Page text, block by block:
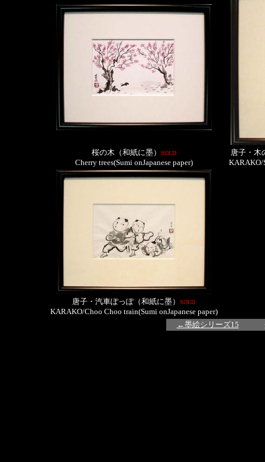
桜の木（和紙に墨） SOLD
Cherry trees(Sumi onJapanese paper)
唐子・木
KARAKO/
唐子・汽車ぽっぽ（和紙に墨） SOLD
KARAKO/Choo Choo train(Sumi onJapanese paper)
←墨絵シリーズ15